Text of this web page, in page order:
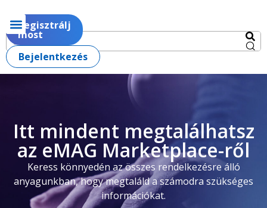
Regisztrálj
most
Bejelentkezés
Itt mindent megtalálhatsz
az eMAG Marketplace-ről
Keress könnyedén az összes rendelkezésre álló
anyagunkban, hogy megtaláld a számodra szükséges
információkat.